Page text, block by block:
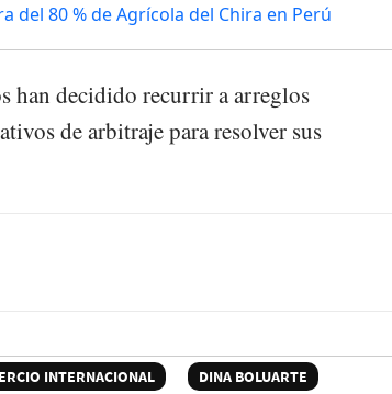
del 80 % de Agrícola del Chira en Perú
han decidido recurrir a arreglos
de arbitraje para resolver sus
INTERNACIONAL
DINA BOLUARTE